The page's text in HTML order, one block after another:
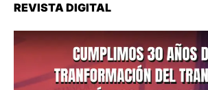
REVISTA DIGITAL